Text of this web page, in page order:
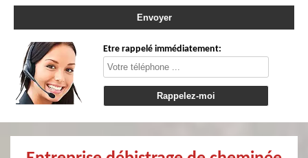
Etre rappelé immédiatement: